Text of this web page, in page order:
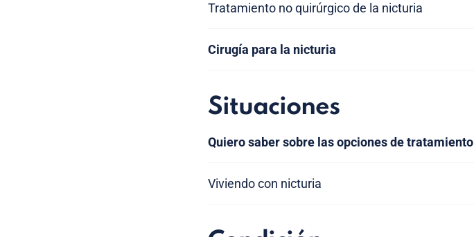
Tratamiento no quirúrgico de la nicturia
Cirugía para la nicturia
Situaciones
Quiero saber sobre las opciones de tratamiento
Viviendo con nicturia